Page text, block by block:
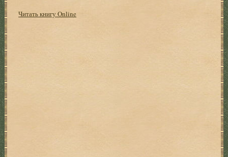
Читать книгу Online